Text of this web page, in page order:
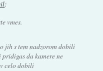
:
vmes.
jih s tem nadzorom dobili
da kamere ne
celo dobili